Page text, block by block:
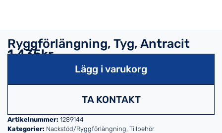
Ryggförlängning, Tyg, Antracit
1,435kr
Lägg i varukorg
TA KONTAKT
Artikelnummer: 1289144
Kategorier: Nackstöd/Ryggförlängning, Tillbehör